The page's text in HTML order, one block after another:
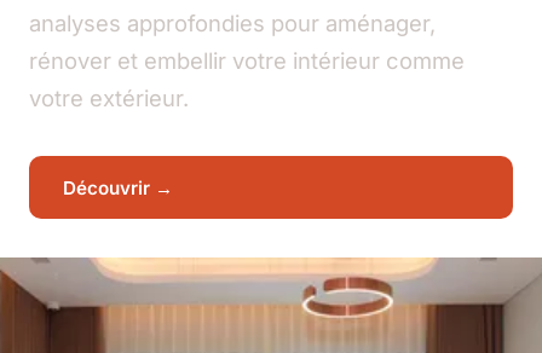
analyses approfondies pour aménager,
rénover et embellir votre intérieur comme
votre extérieur.
Découvrir →